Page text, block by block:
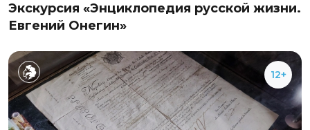
Экскурсия «Энциклопедия русской жизни.
Евгений Онегин»
12+